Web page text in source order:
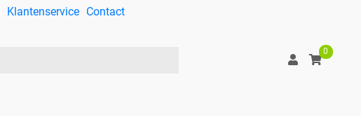
Klantenservice Contact
0